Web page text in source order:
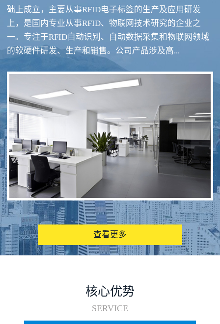
RFID酒类防伪系统方案 RFID智慧食堂系统
图书馆RFID电子标签管理系统
础上成立，主要从事RFID电子标签的生产及应用研发
上，是国内专业从事RFID、物联网技术研究的企业之
一。专注于RFID自动识别、自动数据采集和物联网领域
的软硬件研发、生产和销售。公司产品涉及高...
查看更多
核心优势
SERVICE